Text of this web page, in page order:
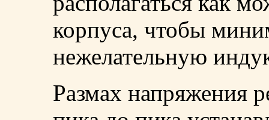
корпуса, чтобы
нежелательную
Размах напряжения